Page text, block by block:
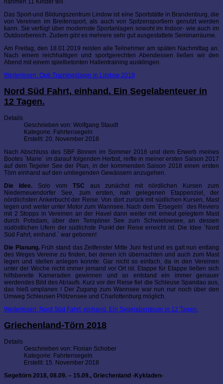
Das Sport-und Bildungszentrum Lindow ist eine Sportstätte in Brandenburg, die
von Vereinen im Breitensport, als auch von Spitzensportlern genutzt werden
kann. Sie verfügt über modernste Sportanlagen sowohl im Indoor- wie auch im
Outdoorbereich. Zudem gibt es mehrere sehr gut ausgestattete Seminarräume.
Am Freitag, den 18.01.2019 reisten alle Teilnehmer am späten Nachmittag an.
Nach einem reichhaltigen und sportgerechten Abendessen ließen wir den
Abend mit einem spielbetonten Hallentraining ausklingen.
Weiterlesen: Opti-Trainingslager in Lindow 2019
Nord Süd Fahrt, einhand. Ein Segelabenteuer in
12 Tagen.
Details
Geschrieben von: Wolfgang Staudt
Kategorie: Fahrtensegeln
Erstellt: 20. November 2018
Nach Abschluss des SBF Binnen im Sommer 2016 und dem Erwerb meines
Bootes `Marie` im darauf folgenden Herbst, reifte in meiner ersten Saison 2017
auf dem Tegeler See der Plan, in der kommenden Saison 2018 einen ersten
Törn einhand auf den umliegenden Gewässern anzugehen.
Die Idee.Solo vom TSC aus zunächst mit nördlichen Kursen zum
Niederneuendorfer See, zum ersten, nah gelegenen Etappenziel, der
nördlichsten Ankerbucht der Reise. Von dort zurück mit südlichen Kursen, Mast
legen und weiter unter Motor zum Wannsee. Nach dem `Ersegeln` des Reviers
mit 2 Stopps in Vereinen an der Havel dann weiter mit erneut gelegtem Mast
durch Potsdam, über den Templiner See zum Schwielowsee, an dessen
südöstlichen Ufern der südlichste Punkt der Reise erreicht ist. Die Idee `Nord
Süd Fahrt, einhand.` war geboren!
Die Planung.Früh stand das Zeitfenster Mitte Juni fest und es galt nun entlang
des Weges Vereine zu finden, bei denen ich übernachten und auch zum Mast
legen und stellen anlegen konnte. Gar nicht so einfach, da in den Vereinen
unter der Woche nicht immer jemand vor Ort ist. Etappe für Etappe ließen sich
hilfsbereite Kameraden gewinnen und so entstand ein immer genauer
werdendes Bild des Ablaufs. Kurz vor der Reise fiel die Schleuse Spandau aus,
das hieß umplanen ! Der Zugang zum Wannsee war nun nur noch über den
Umweg Schleusen Plötzensee und Charlottenburg möglich.
Weiterlesen: Nord Süd Fahrt, einhand. Ein Segelabenteuer in 12 Tagen.
Griechenland-Törn 2018
Details
Geschrieben von: Florian Schober
Kategorie: Fahrtensegeln
Erstellt: 15. November 2018
Segeltörn 2018, 08.09. – 15.09., Griechenland -Kykladen-